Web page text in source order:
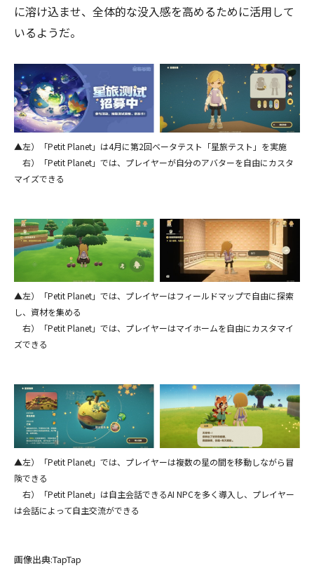
に溶け込ませ、全体的な没入感を高めるために活用して
いるようだ。
▲左）「Petit Planet」は4月に第2回ベータテスト「星旅テスト」を実施
右）「Petit Planet」では、プレイヤーが自分のアバターを自由にカスタ
マイズできる
▲左）「Petit Planet」では、プレイヤーはフィールドマップで自由に探索
し、資材を集める
右）「Petit Planet」では、プレイヤーはマイホームを自由にカスタマイ
ズできる
▲左）「Petit Planet」では、プレイヤーは複数の星の間を移動しながら冒
険できる
右）「Petit Planet」は自主会話できるAI NPCを多く導入し、プレイヤー
は会話によって自主交流ができる
画像出典:TapTap